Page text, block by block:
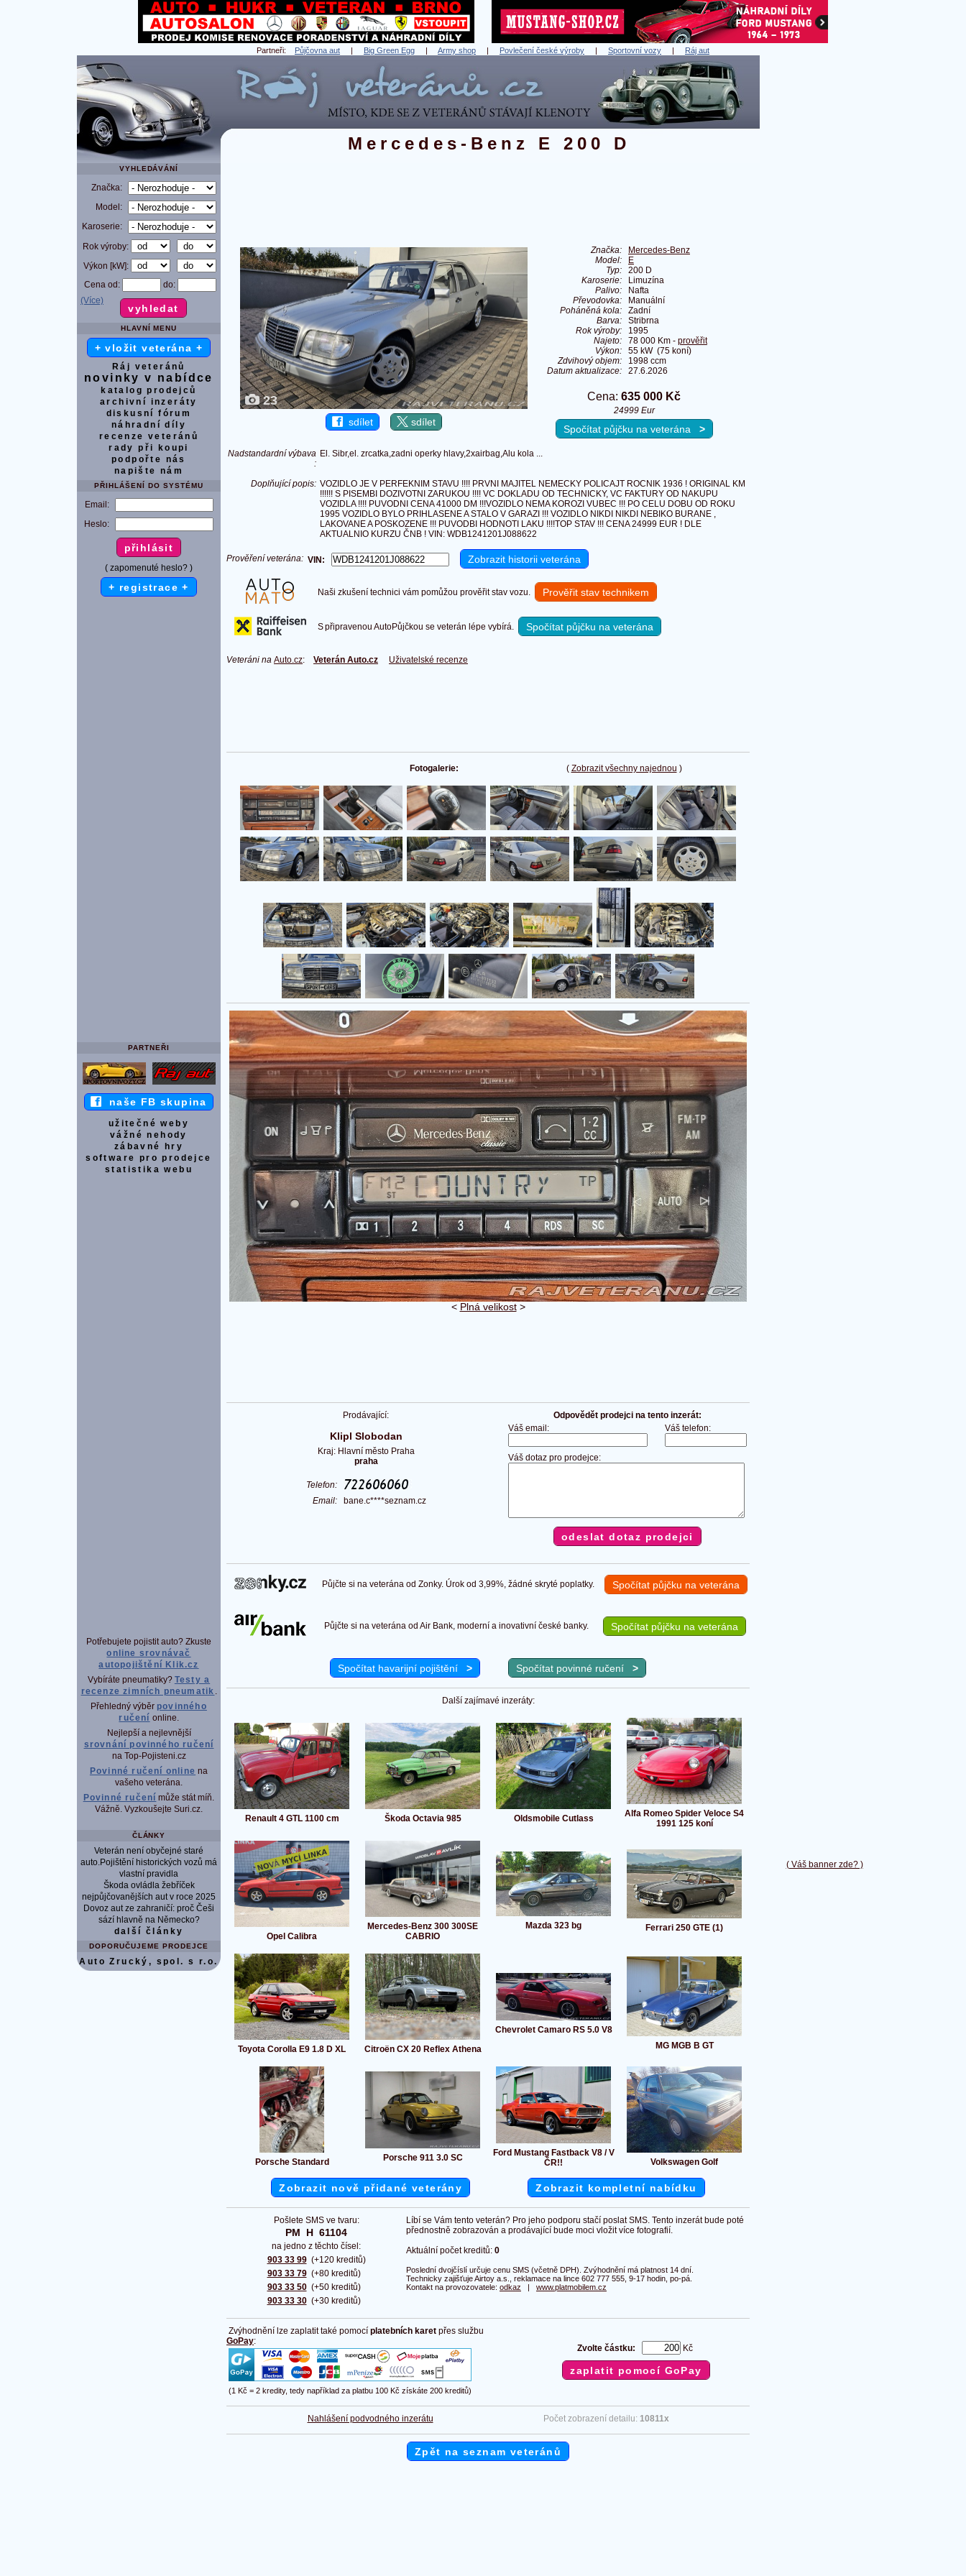
Partneři: Půjčovna aut | Big Green Egg | Army shop | Povlečení české výroby | Sportovní vozy | Ráj aut
( Váš banner zde? )
Mercedes-Benz E 200 D
VYHLEDÁVÁNÍ
Značka:
Model:
Karoserie:
Rok výroby:
Výkon [kW]:
Cena od:
do:
(Více)
HLAVNÍ MENU
+ vložit veterána +
Ráj veteránů
novinky v nabídce
katalog prodejců
archivní inzeráty
diskusní fórum
náhradní díly
recenze veteránů
rady při koupi
podpořte nás
napište nám
PŘIHLÁŠENÍ DO SYSTÉMU
Email:
Heslo:
( zapomenuté heslo? )
+ registrace +
PARTNEŘI
naše FB skupina
užitečné weby
vážné nehody
zábavné hry
software pro prodejce
statistika webu
Potřebujete pojistit auto? Zkuste
online srovnávač
autopojištění Klik.cz
Vybíráte pneumatiky? Testy a
recenze zimních pneumatik .
Přehledný výběr povinného
ručení online.
Nejlepší a nejlevnější
srovnání povinného ručení
na Top-Pojisteni.cz
Povinné ručení online na
vašeho veterána.
Povinné ručení může stát míň.
Vážně. Vyzkoušejte Suri.cz.
ČLÁNKY
Veterán není obyčejné staré
auto.Pojištění historických vozů má
vlastní pravidla
Škoda ovládla žebříček
nejpůjčovanějších aut v roce 2025
Dovoz aut ze zahraničí: proč Češi
sází hlavně na Německo?
další články
DOPORUČUJEME PRODEJCE
Auto Zrucký, spol. s r.o.
23
sdílet sdílet
Značka:
Mercedes-Benz
Model:
E
Typ:
200 D
Karoserie:
Limuzína
Palivo:
Nafta
Převodovka:
Manuální
Poháněná kola:
Zadní
Barva:
Stribrna
Rok výroby:
1995
Najeto:
78 000 Km - prověřit
Výkon:
55 kW (75 koní)
Zdvihový objem:
1998 ccm
Datum aktualizace:
27.6.2026
Cena: 635 000 Kč
24999 Eur
Spočítat půjčku na veterána >
Nadstandardní výbava
:
El. Sibr,el. zrcatka,zadni operky hlavy,2xairbag,Alu kola ...
Doplňující popis: VOZIDLO JE V PERFEKNIM STAVU !!!! PRVNI MAJITEL NEMECKY POLICAJT ROCNIK 1936 ! ORIGINAL KM
!!!!!! S PISEMBI DOZIVOTNI ZARUKOU !!!! VC DOKLADU OD TECHNICKY, VC FAKTURY OD NAKUPU
VOZIDLA !!!! PUVODNI CENA 41000 DM !!!VOZIDLO NEMA KOROZI VUBEC !!! PO CELU DOBU OD ROKU
1995 VOZIDLO BYLO PRIHLASENE A STALO V GARAZI !!! VOZIDLO NIKDI NIKDI NEBIKO BURANE ,
LAKOVANE A POSKOZENE !!! PUVODBI HODNOTI LAKU !!!!TOP STAV !!! CENA 24999 EUR ! DLE
AKTUALNIO KURZU ČNB ! VIN: WDB1241201J088622
Prověření veterána: VIN:
Naši zkušení technici vám pomůžou prověřit stav vozu. Prověřit stav technikem
S připravenou AutoPůjčkou se veterán lépe vybírá. Spočítat půjčku na veterána
Veteráni na Auto.cz: Veterán Auto.cz Uživatelské recenze
( Zobrazit všechny najednou )
Fotogalerie:
< Plná velikost>
Prodávající:
Klipl Slobodan
Kraj: Hlavní město Praha
praha
Telefon:
Email:
bane.c****seznam.cz
Odpovědět prodejci na tento inzerát:
Váš email:
Váš telefon:
Váš dotaz pro prodejce:
Půjčte si na veterána od Zonky. Úrok od 3,99%, žádné skryté poplatky. Spočítat půjčku na veterána
Půjčte si na veterána od Air Bank, moderní a inovativní české banky. Spočítat půjčku na veterána
Spočítat havarijní pojištění > Spočítat povinné ručení >
Další zajímavé inzeráty:
Renault 4 GTL 1100 cm Škoda Octavia 985 Oldsmobile Cutlass
Alfa Romeo Spider Veloce S4
1991 125 koní
Opel Calibra
Mercedes-Benz 300 300SE
CABRIO
Mazda 323 bg Ferrari 250 GTE (1)
Toyota Corolla E9 1.8 D XL Citroën CX 20 Reflex Athena
Chevrolet Camaro RS 5.0 V8
MG MGB B GT
Porsche Standard Porsche 911 3.0 SC
Ford Mustang Fastback V8 / V
ČR!!
Volkswagen Golf
Zobrazit nově přidané veterány Zobrazit kompletní nabídku
Pošlete SMS ve tvaru:
PM  H  61104
na jedno z těchto čísel:
903 33 99
903 33 79
903 33 50
903 33 30
(+120 kreditů)
(+80 kreditů)
(+50 kreditů)
(+30 kreditů)
Líbí se Vám tento veterán? Pro jeho podporu stačí poslat SMS. Tento inzerát bude poté
přednostně zobrazován a prodávající bude moci vložit více fotografií.
Aktuální počet kreditů: 0
Poslední dvojčíslí určuje cenu SMS (včetně DPH). Zvýhodnění má platnost 14 dní.
Technicky zajišťuje Airtoy a.s., reklamace na lince 602 777 555, 9-17 hodin, po-pá.
Kontakt na provozovatele: odkaz | www.platmobilem.cz
Zvýhodnění lze zaplatit také pomocí platebních karet přes službu
GoPay:
(1 Kč = 2 kredity, tedy například za platbu 100 Kč získáte 200 kreditů)
Zvolte částku: Kč
Nahlášení podvodného inzerátu Počet zobrazení detailu: 10811x
Zpět na seznam veteránů